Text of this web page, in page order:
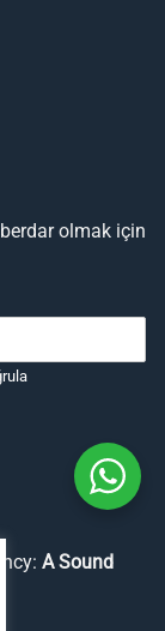
olmak için
A Sound